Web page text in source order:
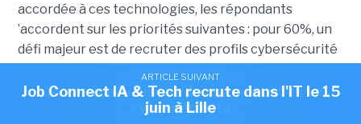
ARTICLE SUIVANT
L'IA creuse le déficit de compétences en
cybersécurité
accordée à ces technologies, les répondants
’accordent sur les priorités suivantes : pour 60%, un
défi majeur est de recruter des profils cybersécurité
eux sont susceptibles d’investir dans des formations
ou certifications en cybersécurité liées à l’IA au
ARTICLE SUIVANT
Job Connect IA & Tech recrute dans l'IT le 15
juin à Lille